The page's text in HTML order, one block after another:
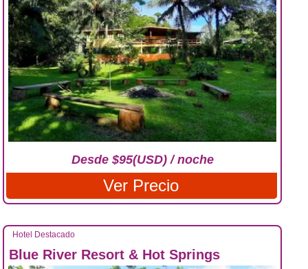
Desde $95(USD) / noche
Ver Precio
Hotel Destacado
Blue River Resort & Hot Springs